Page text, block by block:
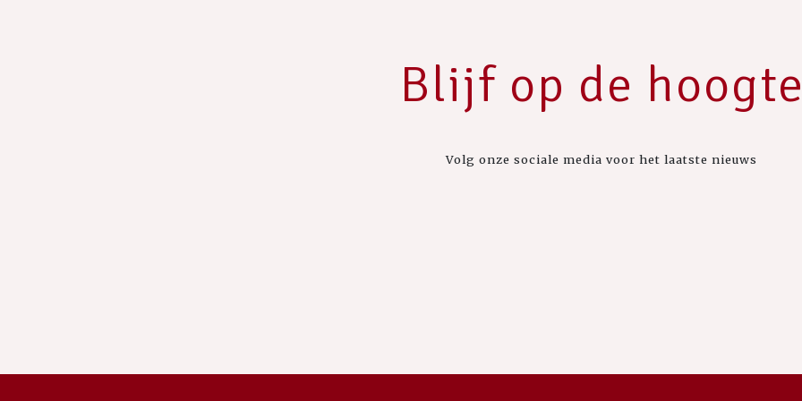
Blijf op de
Volg onze sociale media voor het laatste nieuws